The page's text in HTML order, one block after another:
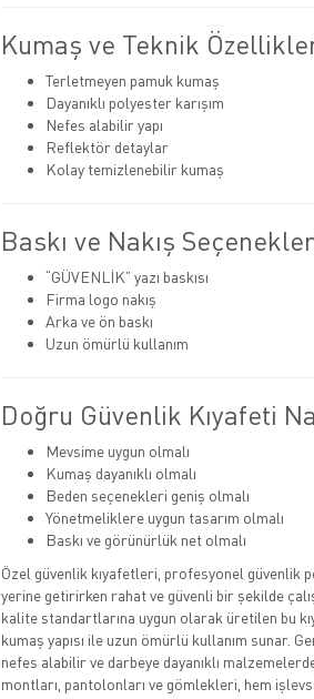
Kumaş ve Teknik
Terletmeyen pamuk kumaş
Dayanıklı polyester karışım
Nefes alabilir yapı
Reflektör detaylar
Kolay temizlenebilir kumaş
Baskı ve Nakış
“GÜVENLİK” yazı baskısı
Firma logo nakış
Arka ve ön baskı
Uzun ömürlü kullanım
Doğru Güvenlik Kıyafeti
Mevsime uygun olmalı
Kumaş dayanıklı olmalı
Beden seçenekleri geniş olmalı
Yönetmeliklere uygun tasarım olmalı
Baskı ve görünürlük net olmalı
Özel güvenlik kıyafetleri, profesyonel güvenlik
yerine getirirken rahat ve güvenli bir şekilde
kalite standartlarına uygun olarak üretilen bu
kumaş yapısı ile uzun ömürlü kullanım sunar.
nefes alabilir ve darbeye dayanıklı
montları, pantolonları ve gömlekleri, hem